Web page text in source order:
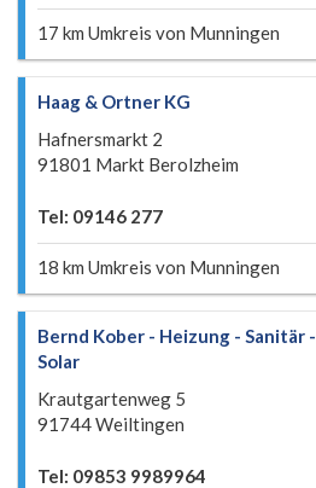
17 km Umkreis von Munningen
Haag & Ortner KG
Hafnersmarkt 2
91801 Markt Berolzheim
Tel: 09146 277
18 km Umkreis von Munningen
Bernd Kober - Heizung - Sanitär -
Solar
Krautgartenweg 5
91744 Weiltingen
Tel: 09853 9989964